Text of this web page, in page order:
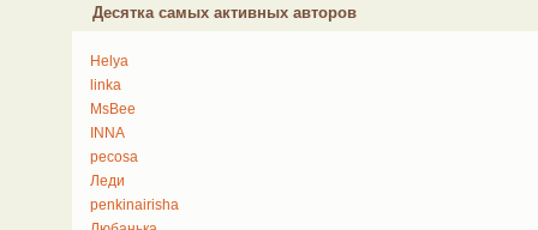
Десятка самых активных авторов
Helya
linka
MsBee
INNA
pecosa
Леди
penkinairisha